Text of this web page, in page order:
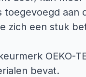
toegevoegd
zich een stuk
OEKO-
bevat.